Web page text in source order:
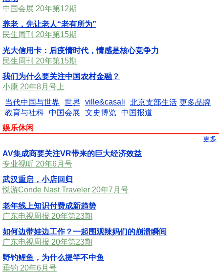
中国会展 20年第12期
养老，先让老人“老有所为”
民生周刊 20年第15期
光大信用卡：后疫情时代，情感是核心竞争力
民生周刊 20年第15期
我们为什么要关注中国农村金融？
小康 20年8月号上
当代中国与世界
世界 ville&casali
北京支部生活
教育与社科 中国会展 文史博览 中国报道
更多品牌
娱乐休闲
更多
AV集成商要关注VR带来的巨大经济效益
专业视听 20年6月号
武汉重启，小店回归
悦游Conde Nast Traveler 20年7月号
老年线上知识付费成新趋势
广东电视周报 20年第23期
如何边带娃边工作？一起围观辣妈们的崩溃瞬间
广东电视周报 20年第23期
野钓鲤鱼，为什么提竿不中鱼
垂钓 20年6月号